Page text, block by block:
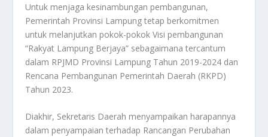
Untuk menjaga kesinambungan pembangunan,
Pemerintah Provinsi Lampung tetap berkomitmen
untuk melanjutkan pokok-pokok Visi pembangunan
“Rakyat Lampung Berjaya” sebagaimana tercantum
dalam RPJMD Provinsi Lampung Tahun 2019-2024 dan
Rencana Pembangunan Pemerintah Daerah (RKPD)
Tahun 2023.
Diakhir, Sekretaris Daerah menyampaikan harapannya
dalam penyampaian terhadap Rancangan Perubahan